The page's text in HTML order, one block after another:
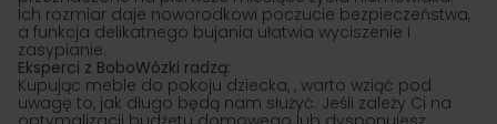
Ich rozmiar daje noworodkowi poczucie bezpieczeństwa,
a funkcja delikatnego bujania ułatwia wyciszenie i
zasypianie.
Eksperci z BoboWózki radzą:
Kupując meble do pokoju dziecka, , warto wziąć pod
uwagę to, jak długo będą nam służyć. Jeśli zależy Ci na